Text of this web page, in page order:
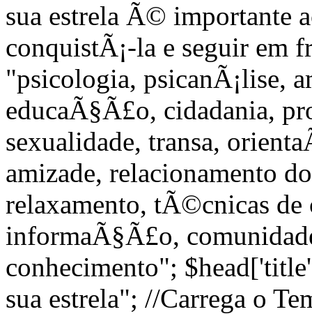
sua estrela Ã© importante
conquistÃ¡-la e seguir em
"psicologia, psicanÃ¡lise,
educaÃ§Ã£o, cidadania,
sexualidade, transa,
amizade, relacionamento
relaxamento, tÃ©cnicas de
informaÃ§Ã£o,
conhecimento";
sua estrela"; //Carrega o